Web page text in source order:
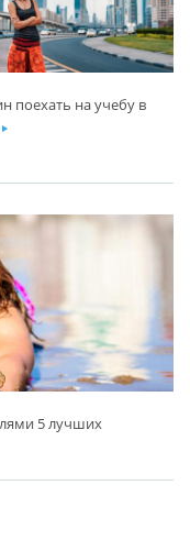
поехать на учебу в
5 лучших